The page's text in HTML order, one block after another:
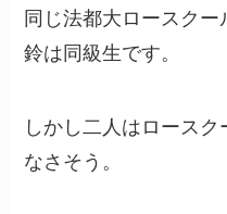
同じ法都大ロースク
鈴は同級生です。
しかし二人はロース
なさそう。